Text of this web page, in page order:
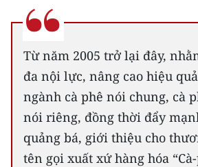
TIN ĐỊA PHƯƠNG
Đồng bằng sông Hồng
Bắc Trung Bộ
Duyên hải Nam Trung Bộ và Tây
Nguyên
Từ năm 2005 trở lại đây,
đa nội lực, nâng cao hiệu
ngành cà phê nói chung, cà
nói riêng, đồng thời đẩy
quảng bá, giới thiệu cho
tên gọi xuất xứ hàng hóa